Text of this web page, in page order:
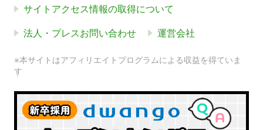
サイトアクセス情報の取得について
法人・プレスお問い合わせ 運営会社
※本サイトはアフィリエイトプログラムによる収益を得ていま
す